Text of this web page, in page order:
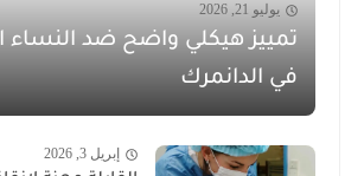
يوليو 21, 2026
تمييز هيكلي واضح ضد النساء
في الدانمرك
إبريل 3, 2026